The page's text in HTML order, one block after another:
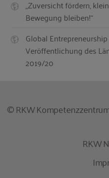
„Zuversicht fördern,
Bewegung bleiben!“
Global
Veröffentlichung des
2019/20
© RKW
RKW